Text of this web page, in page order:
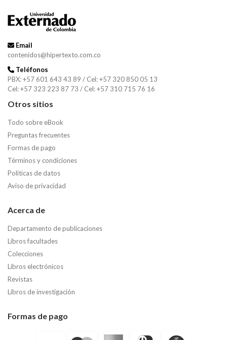
Email
contenidos@hipertexto.com.co
Teléfonos
PBX: +57 601 643 43 89 / Cel: +57 320 850 05 13
Cel: +57 323 223 87 73 / Cel: +57 310 715 76 16
Otros sitios
Todo sobre eBook
Preguntas frecuentes
Formas de pago
Términos y condiciones
Políticas de datos
Aviso de privacidad
Acerca de
Departamento de publicaciones
Libros facultades
Colecciones
Libros electrónicos
Revistas
Libros de investigación
Formas de pago